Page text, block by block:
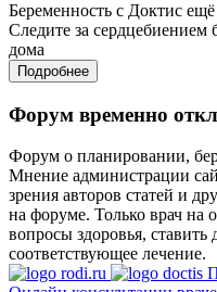
Беременность с Доктис
Следите за
дома
Подробнее
Форум временно
Форум о планировании,
Мнение администрации
зрения авторов статей и
на форуме. Только врач на
вопросы здоровья, ставить
соответствующее лечение.